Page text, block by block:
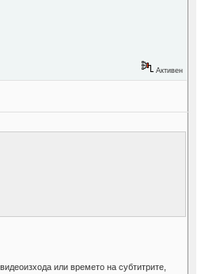
Активен
или времето на субтитрите,